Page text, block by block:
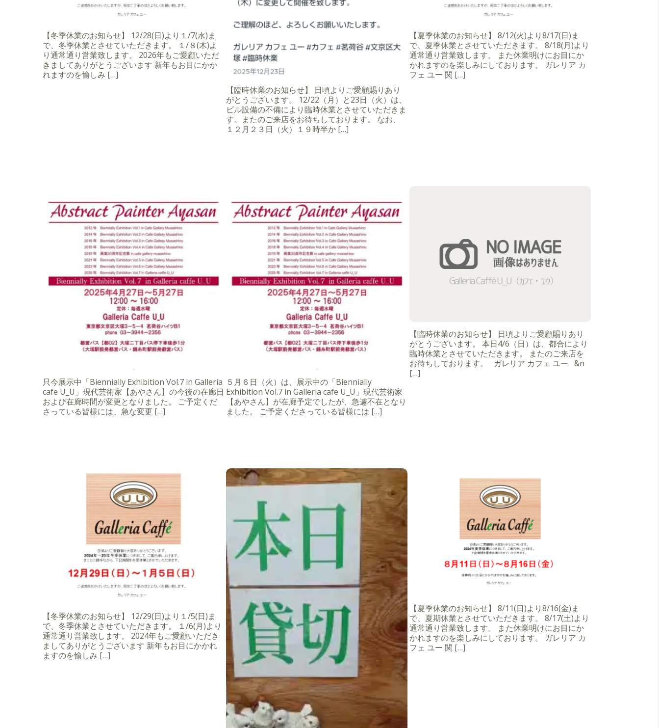
【冬季休業のお知らせ】 12/28(日)より１/7(水)ま
で、冬季休業とさせていただきます。 １/８(木)よ
り通常通り営業致します。 2026年もご愛顧いただ
きましてありがとうございます 新年もお目にかか
れますのを愉しみ […]
【臨時休業のお知らせ】 日頃よりご愛顧賜りあり
がとうございます。 12/22（月）と23日（火）は、
ビル設備の不備により臨時休業とさせていただきま
す。またのご来店をお待ちしております。 なお、
１２月２３日（火）１９時半か […]
【夏季休業のお知らせ】 8/12(火)より8/17(日)ま
で、夏季休業とさせていただきます。 8/18(月)より
通常通り営業致します。 また休業明けにお目にか
かれますのを楽しみにしております。 ガレリア カ
フェ ユー 関 […]
只今展示中「Biennially Exhibition Vol.7 in Galleria
cafe U_U」現代芸術家【あやさん】の今後の在廊日
および在廊時間が変更となりました。 ご予定くだ
さっている皆様には、急な変更 […]
５月６日（火）は、展示中の「Biennially
Exhibition Vol.7 in Galleria cafe U_U」現代芸術家
【あやさん】が在廊予定でしたが、急遽不在となり
ました。 ご予定くださっている皆様には […]
【臨時休業のお知らせ】 日頃よりご愛顧賜りあり
がとうございます。 本日4/6（日）は、都合により
臨時休業とさせていただきます。 またのご来店を
お待ちしております。 ガレリア カフェ ユー &n
[…]
【冬季休業のお知らせ】 12/29(日)より１/5(日)ま
で、冬季休業とさせていただきます。 １/6(月)より
通常通り営業致します。 2024年もご愛顧いただき
ましてありがとうございます 新年もお目にかかれ
ますのを愉しみ […]
【夏季休業のお知らせ】 8/11(日)より8/16(金)ま
で、夏期休業とさせていただきます。 8/17(土)より
通常通り営業致します。 また休業明けにお目にか
かれますのを楽しみにしております。 ガレリア カ
フェ ユー 関 […]